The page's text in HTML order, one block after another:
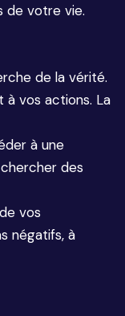
de votre vie.
de la vérité.
vos actions. La
à une
des
vos
négatifs, à